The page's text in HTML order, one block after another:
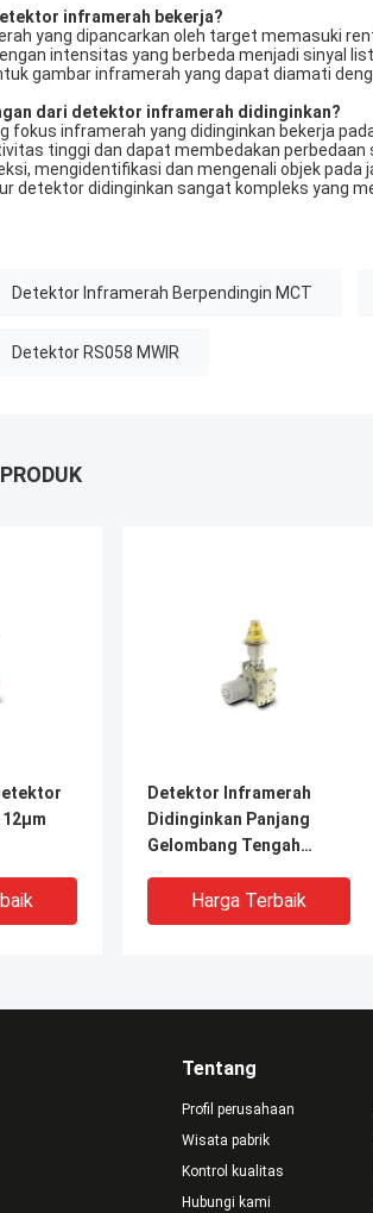
inframerah bekerja?
yang dipancarkan oleh target memasuki
intensitas yang berbeda menjadi sinyal
gambar inframerah yang dapat diamati
dari detektor inframerah didinginkan?
fokus inframerah yang didinginkan bekerja
tinggi dan dapat membedakan
mengidentifikasi dan mengenali objek pada
detektor didinginkan sangat kompleks yang
Detektor Inframerah Berpendingin MCT
Detektor RS058 MWIR
12μm
Detektor Inframerah
Didinginkan Panjang
Gelombang Tengah
Harga Terbaik
Tentang
Profil perusahaan
Wisata pabrik
Kontrol kualitas
Hubungi kami